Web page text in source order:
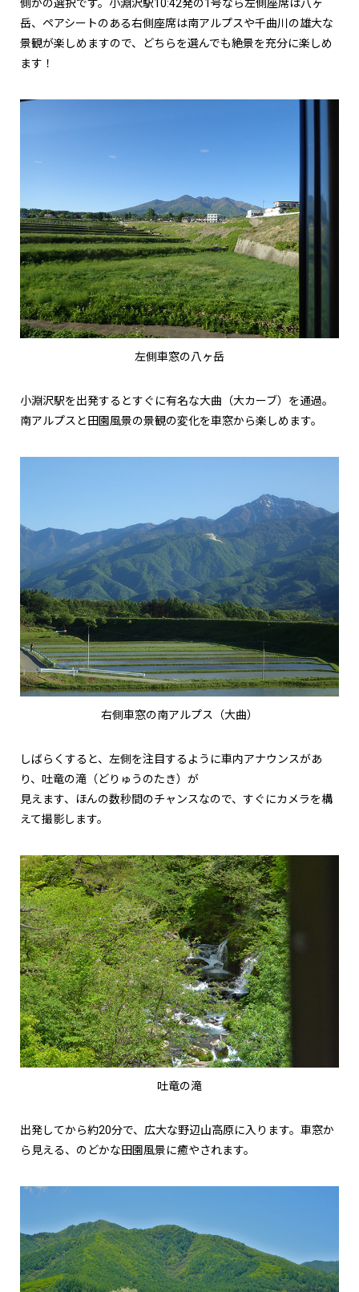
側かの選択です。小淵沢駅10:42発の1号なら左側座席は八ヶ
岳、ペアシートのある右側座席は南アルプスや千曲川の雄大な
景観が楽しめますので、どちらを選んでも絶景を充分に楽しめ
ます！
左側車窓の八ヶ岳
小淵沢駅を出発するとすぐに有名な大曲（大カーブ）を通過。
南アルプスと田園風景の景観の変化を車窓から楽しめます。
右側車窓の南アルプス（大曲）
しばらくすると、左側を注目するように車内アナウンスがあ
り、吐竜の滝（どりゅうのたき）が
見えます、ほんの数秒間のチャンスなので、すぐにカメラを構
えて撮影します。
吐竜の滝
出発してから約20分で、広大な野辺山高原に入ります。車窓か
ら見える、のどかな田園風景に癒やされます。